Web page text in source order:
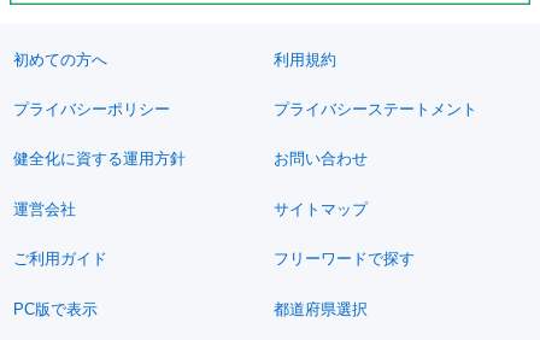
初めての方へ 利用規約
プライバシーポリシー プライバシーステートメント
健全化に資する運用方針 お問い合わせ
運営会社 サイトマップ
ご利用ガイド フリーワードで探す
PC版で表示 都道府県選択